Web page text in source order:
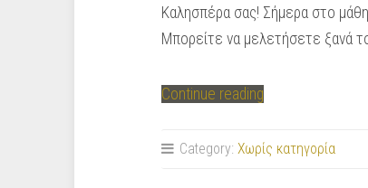
Καλησπέρα σας! Σήμερα στο
Μπορείτε να μελετήσετε ξανά
Continue reading
Το
Category: Χωρίς κατηγορία